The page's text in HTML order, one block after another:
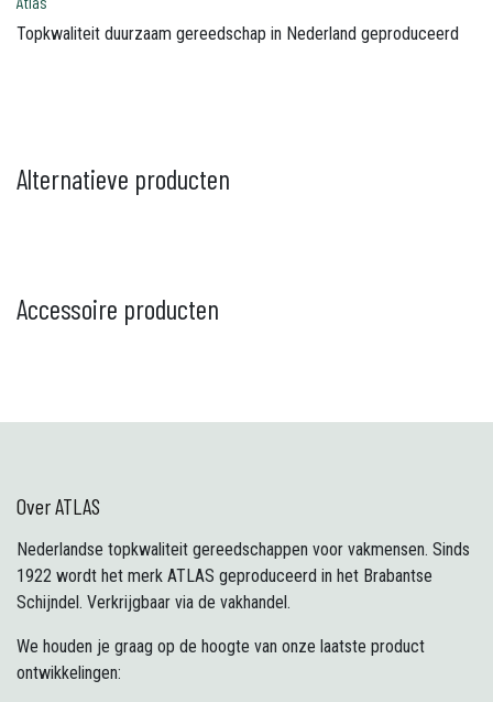
Topkwaliteit duurzaam gereedschap in Nederland geproduceerd
Alternatieve producten
Accessoire producten
Over ATLAS
Nederlandse topkwaliteit gereedschappen voor vakmensen. Sinds
1922 wordt het merk ATLAS geproduceerd in het Brabantse
Schijndel. Verkrijgbaar via de vakhandel.
We houden je graag op de hoogte van onze laatste product
ontwikkelingen: